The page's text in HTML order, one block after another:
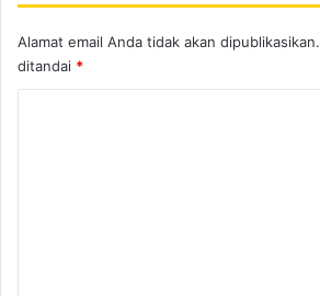
Alamat email Anda tidak akan dipublikasikan.
ditandai *